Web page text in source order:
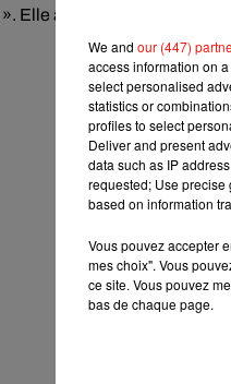
». Elle a conclu en dénonçant
We and our (447)
access information on
select personalised
statistics or
profiles to select
Deliver and present
data such as IP
requested; Use precise
based on information
Vous pouvez accepter
mes choix". Vous
ce site. Vous pouvez
bas de chaque page.